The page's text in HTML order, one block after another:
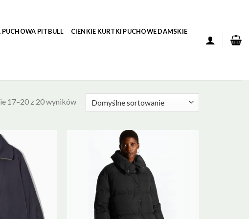
PUCHOWA PITBULL CIENKIE KURTKI PUCHOWE DAMSKIE
17–20 z 20 wyników